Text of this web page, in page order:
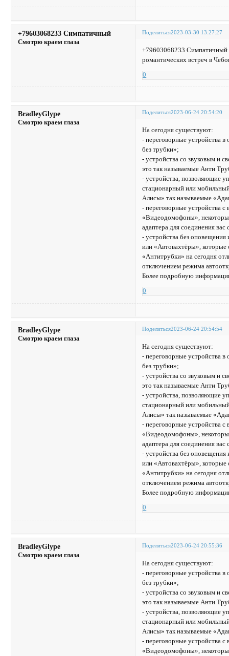
Поделиться2023-03-30 13:27:27
+79603068233 Симпатичный
Смотрю краем глаза
+79603068233 Симпатичный
романтических встреч в
0
Поделиться2023-06-24 20:54:20
BradleyGlype
Смотрю краем глаза
На сегодня существуют:
- переговорные устройства
без трубки»;
- устройства со звуковым и
это так называемые Анти
- устройства, позволяющие
стационарный или
Алисы» так называемые
- переговорные устройства
«Видеодомофоны»,
адаптера для соединения
- устройства без
или «Автовахтёры», которые
«Антитрубки» на сегодня
отключением режима
Более подробную
0
Поделиться2023-06-24 20:54:54
BradleyGlype
Смотрю краем глаза
На сегодня существуют:
- переговорные устройства
без трубки»;
- устройства со звуковым и
это так называемые Анти
- устройства, позволяющие
стационарный или
Алисы» так называемые
- переговорные устройства
«Видеодомофоны»,
адаптера для соединения
- устройства без
или «Автовахтёры», которые
«Антитрубки» на сегодня
отключением режима
Более подробную
0
Поделиться2023-06-24 20:55:36
BradleyGlype
Смотрю краем глаза
На сегодня существуют:
- переговорные устройства
без трубки»;
- устройства со звуковым и
это так называемые Анти
- устройства, позволяющие
стационарный или
Алисы» так называемые
- переговорные устройства
«Видеодомофоны»,